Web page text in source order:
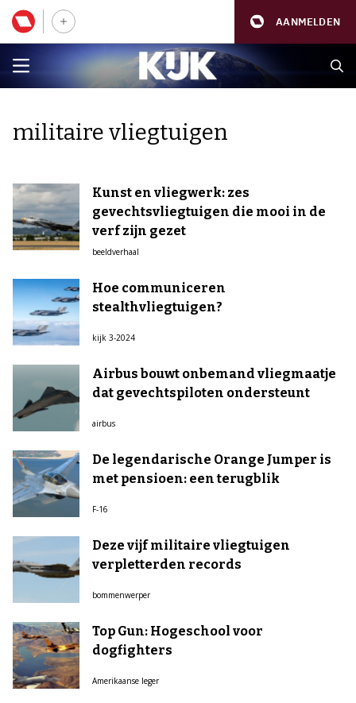
AANMELDEN
militaire vliegtuigen
Kunst en vliegwerk: zes
gevechtsvliegtuigen die mooi in de
verf zijn gezet
beeldverhaal
Hoe communiceren
stealthvliegtuigen?
kijk 3-2024
Airbus bouwt onbemand vliegmaatje
dat gevechtspiloten ondersteunt
airbus
De legendarische Orange Jumper is
met pensioen: een terugblik
F-16
Deze vijf militaire vliegtuigen
verpletterden records
bommenwerper
Top Gun: Hogeschool voor
dogfighters
Amerikaanse leger